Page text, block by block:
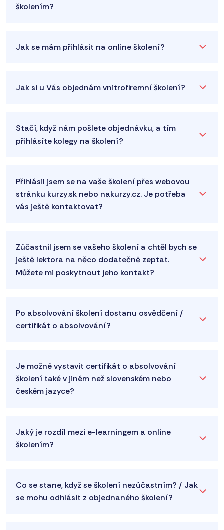
školením?
Jak se mám přihlásit na online školení?
Jak si u Vás objednám vnitrofiremní školení?
Stačí, když nám pošlete objednávku, a tím
přihlásíte kolegy na školení?
Přihlásil jsem se na vaše školení přes webovou
stránku kurzy.sk nebo nakurzy.cz. Je potřeba
vás ještě kontaktovat?
Zúčastnil jsem se vašeho školení a chtěl bych se
ještě lektora na něco dodatečně zeptat.
Můžete mi poskytnout jeho kontakt?
Po absolvování školení dostanu osvědčení /
certifikát o absolvování?
Je možné vystavit certifikát o absolvování
školení také v jiném než slovenském nebo
českém jazyce?
Jaký je rozdíl mezi e-learningem a online
školením?
Co se stane, když se školení nezúčastním? / Jak
se mohu odhlásit z objednaného školení?